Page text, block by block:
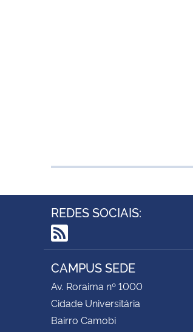
REDES SOCIAIS:
RSS
CAMPUS SEDE
Av. Roraima nº 1000
Cidade Universitária
Bairro Camobi